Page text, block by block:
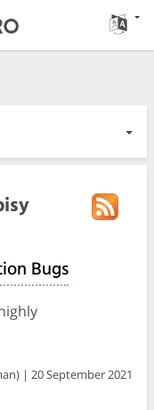
Bugs
| 20 September 2021